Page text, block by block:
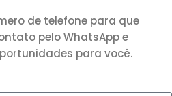
de telefone para que
pelo WhatsApp e
para você.